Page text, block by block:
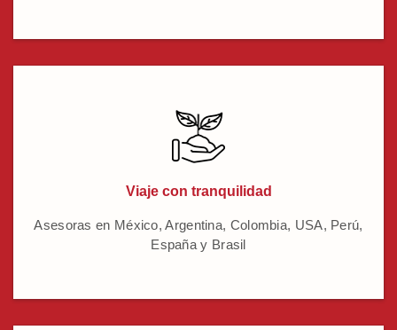
Viaje con tranquilidad
Asesoras en México, Argentina, Colombia, USA, Perú,
España y Brasil